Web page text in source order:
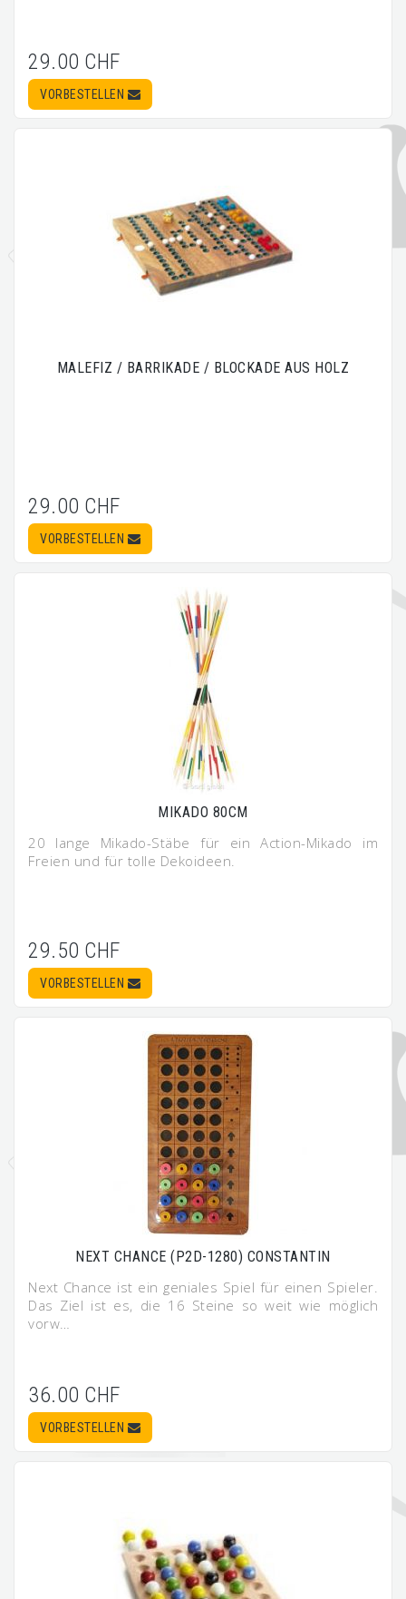
29.00 CHF
VORBESTELLEN
MALEFIZ / BARRIKADE / BLOCKADE AUS HOLZ
29.00 CHF
VORBESTELLEN
MIKADO 80CM
20 lange Mikado-Stäbe für ein Action-Mikado im
Freien und für tolle Dekoideen.
29.50 CHF
VORBESTELLEN
NEXT CHANCE (P2D-1280) CONSTANTIN
Next Chance ist ein geniales Spiel für einen Spieler.
Das Ziel ist es, die 16 Steine so weit wie möglich
vorw…
36.00 CHF
VORBESTELLEN